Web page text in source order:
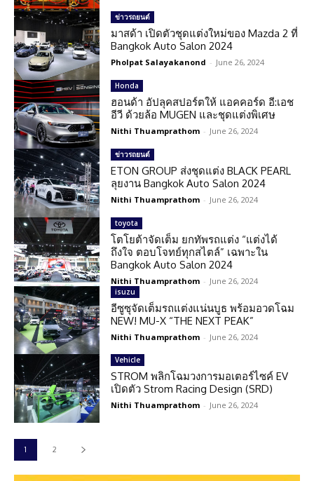
ข่าวรถยนต์
มาสด้า เปิดตัวชุดแต่งใหม่ของ Mazda 2 ที่
Bangkok Auto Salon 2024
Pholpat Salayakanond - June 26, 2024
Honda
ฮอนด้า อัปลุคสปอร์ตให้ แอคคอร์ด อี:เอช
อีวี ด้วยล้อ MUGEN และชุดแต่งพิเศษ
Nithi Thuamprathom - June 26, 2024
ข่าวรถยนต์
ETON GROUP ส่งชุดแต่ง BLACK PEARL
ลุยงาน Bangkok Auto Salon 2024
Nithi Thuamprathom - June 26, 2024
toyota
โตโยต้าจัดเต็ม ยกทัพรถแต่ง “แต่งได้
ถึงใจ ตอบโจทย์ทุกสไตล์” เฉพาะใน
Bangkok Auto Salon 2024
Nithi Thuamprathom - June 26, 2024
isuzu
อีซูซุจัดเต็มรถแต่งแน่นบูธ พร้อมอวดโฉม
NEW! MU-X “THE NEXT PEAK”
Nithi Thuamprathom - June 26, 2024
Vehicle
STROM พลิกโฉมวงการมอเตอร์ไซค์ EV
เปิดตัว Strom Racing Design (SRD)
Nithi Thuamprathom - June 26, 2024
1 2